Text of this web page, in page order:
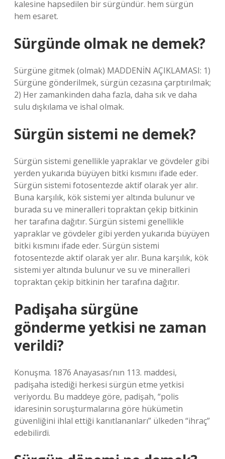
kalesine hapsedilen bir sürgündür. hem sürgün
hem esaret.
Sürgünde olmak ne demek?
Sürgüne gitmek (olmak) MADDENİN AÇIKLAMASI: 1)
Sürgüne gönderilmek, sürgün cezasına çarptırılmak;
2) Her zamankinden daha fazla, daha sık ve daha
sulu dışkılama ve ishal olmak.
Sürgün sistemi ne demek?
Sürgün sistemi genellikle yapraklar ve gövdeler gibi
yerden yukarıda büyüyen bitki kısmını ifade eder.
Sürgün sistemi fotosentezde aktif olarak yer alır.
Buna karşılık, kök sistemi yer altında bulunur ve
burada su ve mineralleri topraktan çekip bitkinin
her tarafına dağıtır. Sürgün sistemi genellikle
yapraklar ve gövdeler gibi yerden yukarıda büyüyen
bitki kısmını ifade eder. Sürgün sistemi
fotosentezde aktif olarak yer alır. Buna karşılık, kök
sistemi yer altında bulunur ve su ve mineralleri
topraktan çekip bitkinin her tarafına dağıtır.
Padişaha sürgüne
gönderme yetkisi ne zaman
verildi?
Konuşma. 1876 Anayasası’nın 113. maddesi,
padişaha istediği herkesi sürgün etme yetkisi
veriyordu. Bu maddeye göre, padişah, “polis
idaresinin soruşturmalarına göre hükümetin
güvenliğini ihlal ettiği kanıtlananları” ülkeden “ihraç”
edebilirdi.